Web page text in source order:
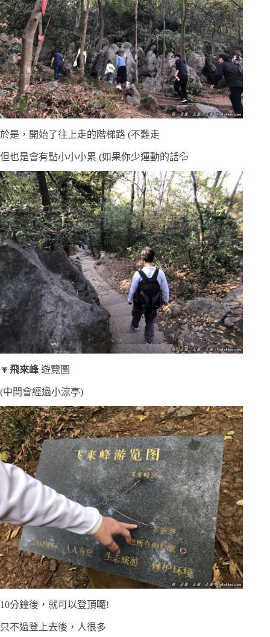
於是，開始了往上走的階梯路 (不難走
但也是會有點小小小累 (如果你少運動的話💦
🔽 飛來峰遊覽圖
(中間會經過小涼亭)
10分鐘後，就可以登頂囉!
只不過登上去後，人很多